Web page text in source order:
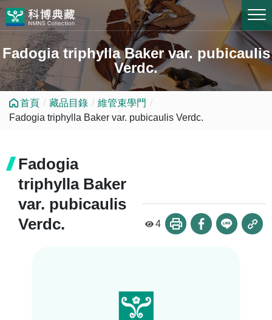
Fadogia triphylla Baker var. pubicaulis
Verdc.
首頁 藏品目錄
維管束學門
Fadogia triphylla Baker var. pubicaulis Verdc.
Fadogia
triphylla Baker
var. pubicaulis
Verdc.
4